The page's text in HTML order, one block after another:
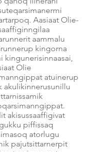
Aasiaat Olie-
aammalu
kingorna
kingunerisinnaasai,
Olie
atuinerup
akulikinnerusunillu
akisussaaffigivat
piffissaq
atorlugu
pajutsittarnerpit